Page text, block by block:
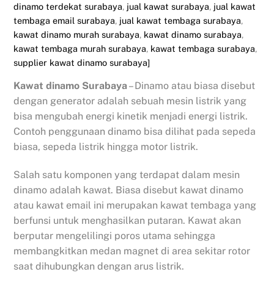
dinamo terdekat surabaya, jual kawat surabaya, jual kawat
tembaga email surabaya, jual kawat tembaga surabaya,
kawat dinamo murah surabaya, kawat dinamo surabaya,
kawat tembaga murah surabaya, kawat tembaga surabaya,
supplier kawat dinamo surabaya]
Kawat dinamo Surabaya – Dinamo atau biasa disebut
dengan generator adalah sebuah mesin listrik yang
bisa mengubah energi kinetik menjadi energi listrik.
Contoh penggunaan dinamo bisa dilihat pada sepeda
biasa, sepeda listrik hingga motor listrik.
Salah satu komponen yang terdapat dalam mesin
dinamo adalah kawat. Biasa disebut kawat dinamo
atau kawat email ini merupakan kawat tembaga yang
berfunsi untuk menghasilkan putaran. Kawat akan
berputar mengelilingi poros utama sehingga
membangkitkan medan magnet di area sekitar rotor
saat dihubungkan dengan arus listrik.